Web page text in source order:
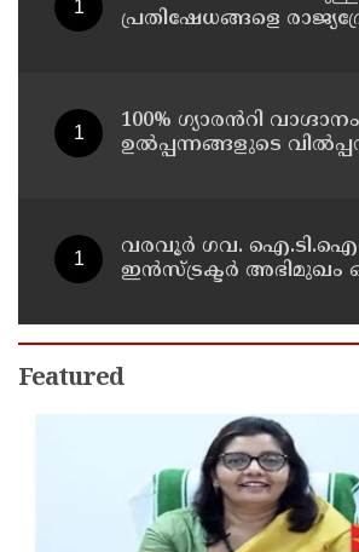
പ്രതിഷേധങ്ങളെ
100% ഗ്യാരൻറി
ഉൽപ്പന്നങ്ങളുടെ
വരവൂർ ഗവ.
ഇൻസ്ട്രക്ടർ അഭിമുഖം
Featured